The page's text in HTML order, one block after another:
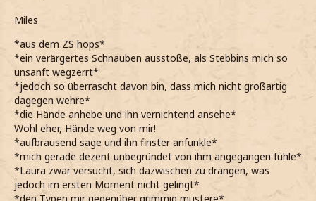
Miles
*aus dem ZS hops*
*ein verärgertes Schnauben ausstoße, als Stebbins mich so
unsanft wegzerrt*
*jedoch so überrascht davon bin, dass mich nicht großartig
dagegen wehre*
*die Hände anhebe und ihn vernichtend ansehe*
Wohl eher, Hände weg von mir!
*aufbrausend sage und ihn finster anfunkle*
*mich gerade dezent unbegründet von ihm angegangen fühle*
*Laura zwar versucht, sich dazwischen zu drängen, was
jedoch im ersten Moment nicht gelingt*